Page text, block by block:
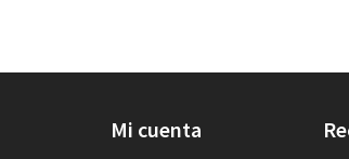
Mi cuenta